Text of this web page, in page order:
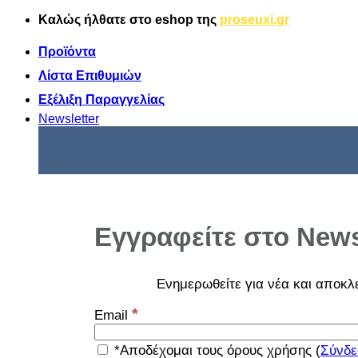
Μετάβαση
περιεχόμενο
Καλώς ήλθατε στο eshop της proseuxi.gr
Προϊόντα
Λίστα Επιθυμιών
Εξέλιξη Παραγγελίας
Newsletter
Εγγραφείτε στο
Ενημερωθείτε για νέα και
Email *
*Αποδέχομαι τους όρους χρήσης (